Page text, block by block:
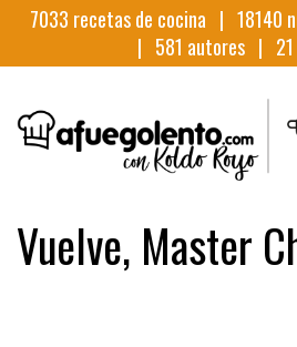
7033 recetas de cocina | 18140
| 581 autores | 21
Vuelve, Master